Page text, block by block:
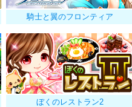
騎士と翼のフロンティア
ぼくのレストラン2